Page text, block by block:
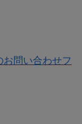
お問い合わせフ